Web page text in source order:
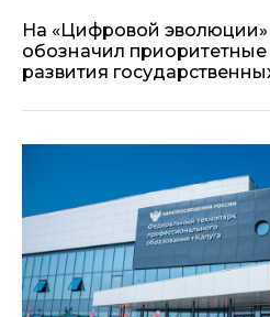
На «Цифровой
обозначил
развития